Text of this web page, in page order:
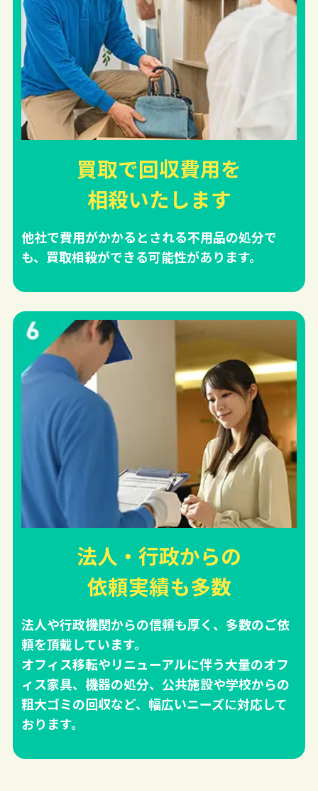
買取で回収費用を
相殺いたします
他社で費用がかかるとされる不用品の処分で
も、買取相殺ができる可能性があります。
法人・行政からの
依頼実績も多数
法人や行政機関からの信頼も厚く、多数のご依
頼を頂戴しています。
オフィス移転やリニューアルに伴う大量のオフ
ィス家具、機器の処分、公共施設や学校からの
粗大ゴミの回収など、幅広いニーズに対応して
おります。